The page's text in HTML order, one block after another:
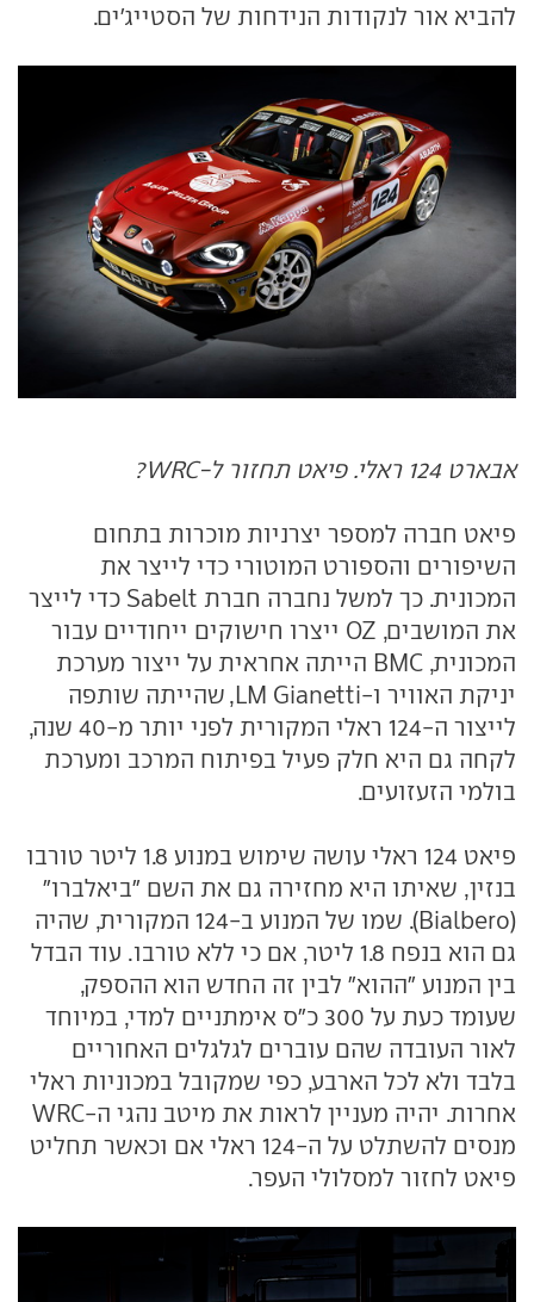
להביא אור לנקודות הנידחות של הסטייג'ים.
אבארט 124 ראלי. פיאט תחזור ל-WRC?
פיאט חברה למספר יצרניות מוכרות בתחום
השיפורים והספורט המוטורי כדי לייצר את
המכונית. כך למשל נחברה חברת Sabelt כדי לייצר
את המושבים, OZ ייצרו חישוקים ייחודיים עבור
המכונית, BMC הייתה אחראית על ייצור מערכת
יניקת האוויר ו-LM Gianetti, שהייתה שותפה
לייצור ה-124 ראלי המקורית לפני יותר מ-40 שנה,
לקחה גם היא חלק פעיל בפיתוח המרכב ומערכת
בולמי הזעזועים.
פיאט 124 ראלי עושה שימוש במנוע 1.8 ליטר טורבו
בנזין, שאיתו היא מחזירה גם את השם "ביאלברו"
(Bialbero). שמו של המנוע ב-124 המקורית, שהיה
גם הוא בנפח 1.8 ליטר, אם כי ללא טורבו. עוד הבדל
בין המנוע "ההוא" לבין זה החדש הוא ההספק,
שעומד כעת על 300 כ"ס אימתניים למדי, במיוחד
לאור העובדה שהם עוברים לגלגלים האחוריים
בלבד ולא לכל הארבע, כפי שמקובל במכוניות ראלי
אחרות. יהיה מעניין לראות את מיטב נהגי ה-WRC
מנסים להשתלט על ה-124 ראלי אם וכאשר תחליט
פיאט לחזור למסלולי העפר.